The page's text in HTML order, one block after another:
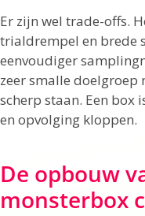
Er zijn wel trade-offs.
trialdrempel en brede
eenvoudiger
zeer smalle
scherp staan. Een box
en opvolging kloppen.
De opbouw
monsterbox